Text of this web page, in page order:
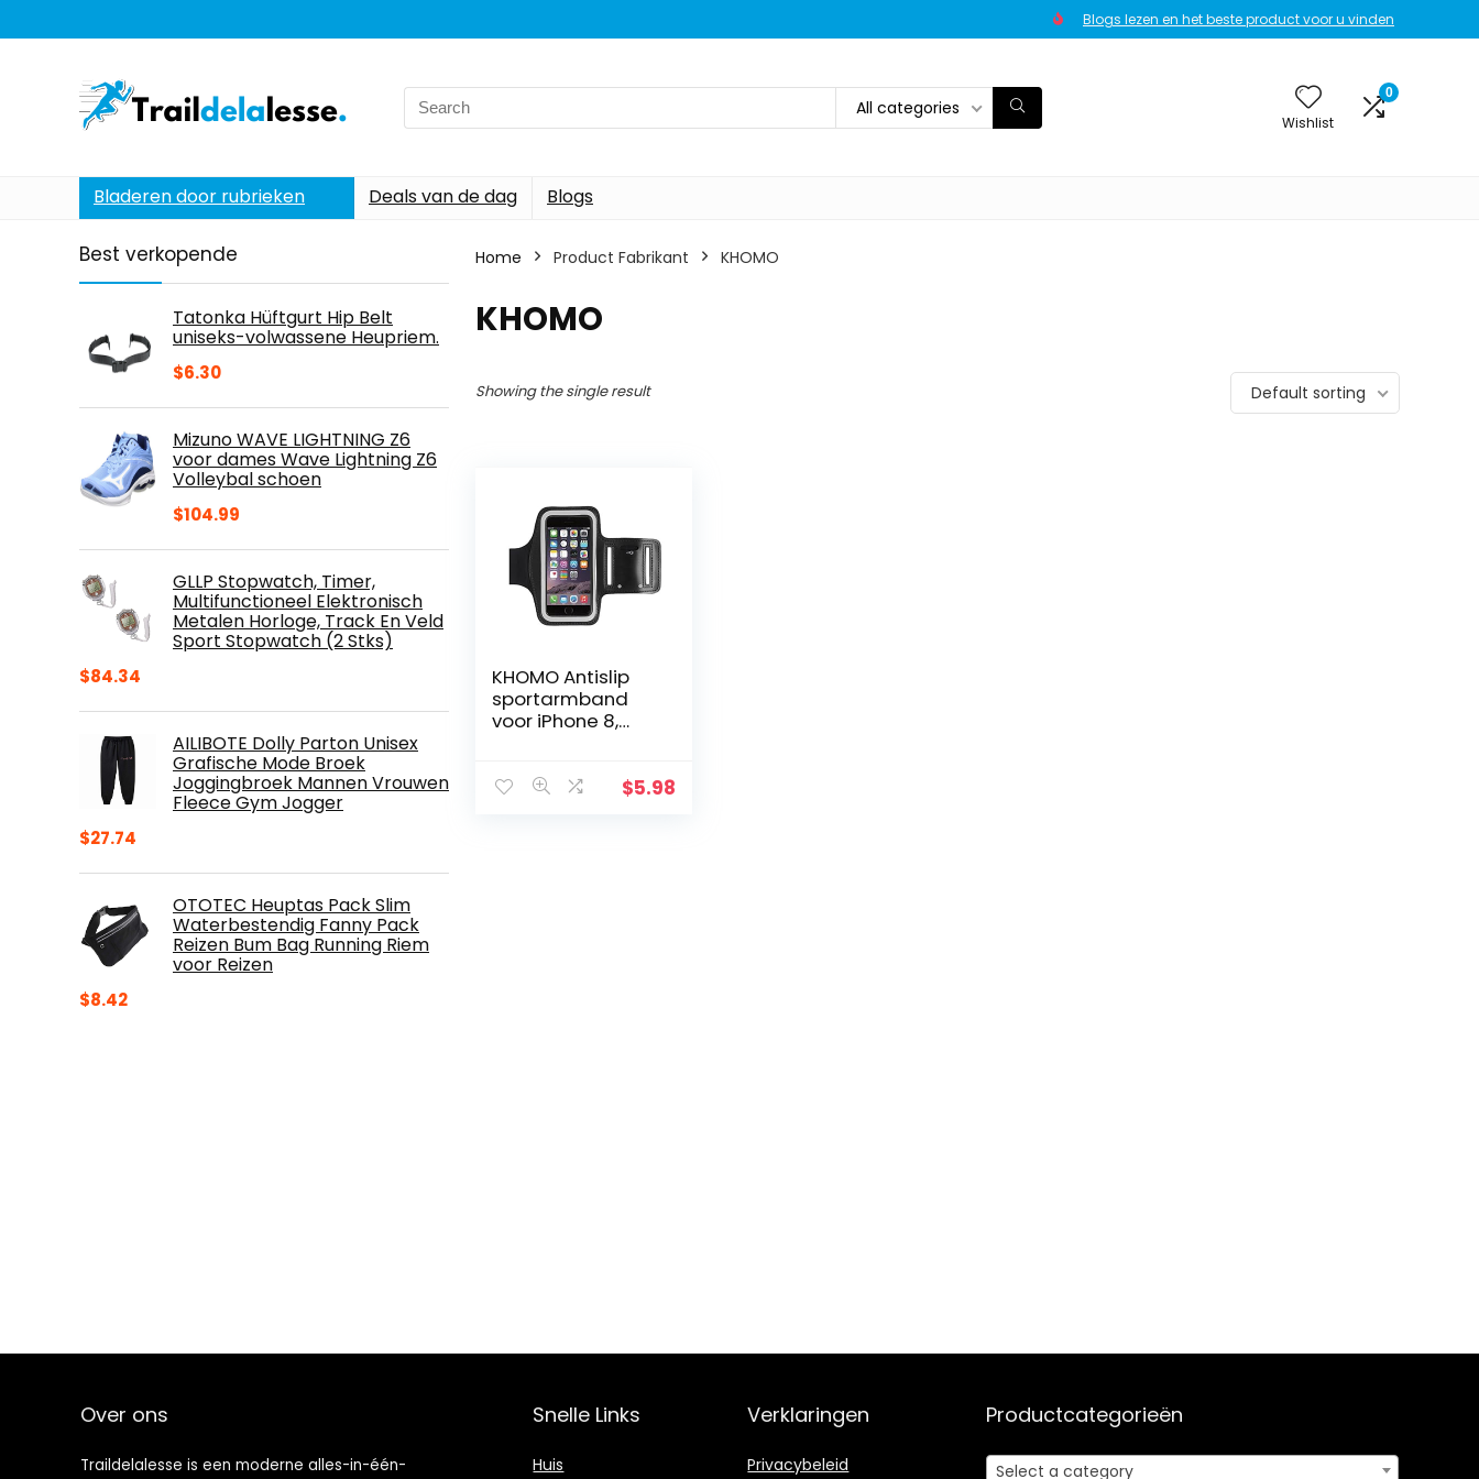
Blogs lezen en het beste product voor u vinden
Search
for:
All categories
Wishlist
0
Bladeren door rubrieken Deals van de dag Blogs
Best verkopende
Tatonka Hüftgurt Hip Belt
uniseks-volwassene Heupriem.
$6.30
Mizuno WAVE LIGHTNING Z6
voor dames Wave Lightning Z6
Volleybal schoen
$104.99
GLLP Stopwatch, Timer,
Multifunctioneel Elektronisch
Metalen Horloge, Track En Veld
Sport Stopwatch (2 Stks)
$84.34
AILIBOTE Dolly Parton Unisex
Grafische Mode Broek
Joggingbroek Mannen Vrouwen
Fleece Gym Jogger
$27.74
OTOTEC Heuptas Pack Slim
Waterbestendig Fanny Pack
Reizen Bum Bag Running Riem
voor Reizen
$8.42
Home Product Fabrikant KHOMO
KHOMO
Showing the single result Default sorting
KHOMO Antislip
sportarmband
voor iPhone 8,
$5.98
Over ons
Traildelalesse is een moderne alles-in-één-
Snelle Links
Huis
Verklaringen
Privacybeleid
Productcategorieën
Select a category